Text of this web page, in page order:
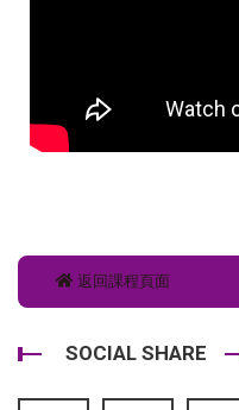
返回課程頁面
SOCIAL SHARE